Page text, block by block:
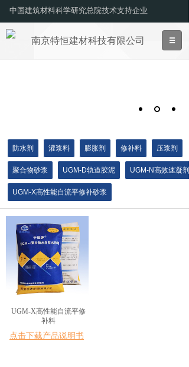
中国建筑材料科学研究总院技术支持企业
南京特恒建材科技有限公司
防水剂 灌浆料 膨胀剂 修补料 压浆剂
聚合物砂浆 UGM-D轨道胶泥 UGM-N高效速凝剂
UGM-X高性能自流平修补砂浆
UGM-X高性能自流平修
补料
点击下载产品说明书